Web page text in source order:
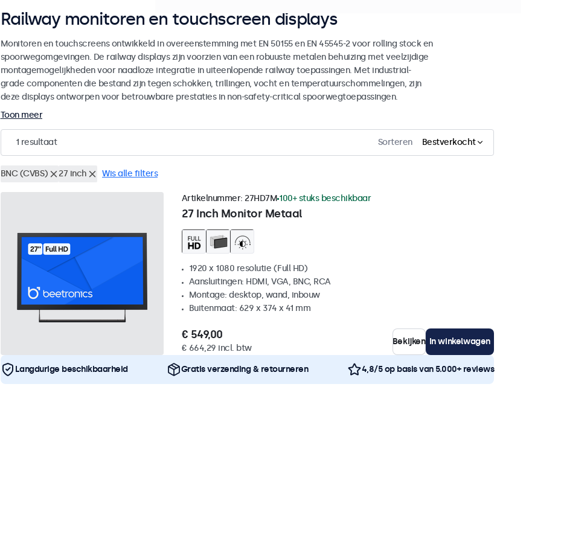
Railway monitoren en touchscreen displays
Monitoren en touchscreens ontwikkeld in overeenstemming met EN 50155 en EN 45545-2 voor rolling stock en
spoorwegomgevingen. De railway displays zijn voorzien van een robuuste metalen behuizing met veelzijdige
montagemogelijkheden voor naadloze integratie in uiteenlopende railway toepassingen. Met industrial-
grade componenten die bestand zijn tegen schokken, trillingen, vocht en temperatuurschommelingen, zijn
deze displays ontworpen voor betrouwbare prestaties in non-safety-critical spoorwegtoepassingen.
Toon meer
1 resultaat Sorteren Bestverkocht
BNC (CVBS) 27 inch Wis alle filters
27 Inch Monitor Metaal
Artikelnummer: 27HD7M 100+ stuks beschikbaar
1920 x 1080 resolutie (Full HD)
Aansluitingen: HDMI, VGA, BNC, RCA
Montage: desktop, wand, inbouw
Buitenmaat: 629 x 374 x 41 mm
€ 549,00
€ 664,29 incl. btw
Bekijken In winkelwagen
Langdurige beschikbaarheid Gratis verzending & retourneren 4,8/5 op basis van 5.000+ reviews